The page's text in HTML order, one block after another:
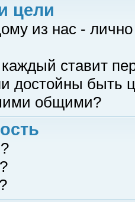
цели
из нас -
ставит
достойны быть
общими?